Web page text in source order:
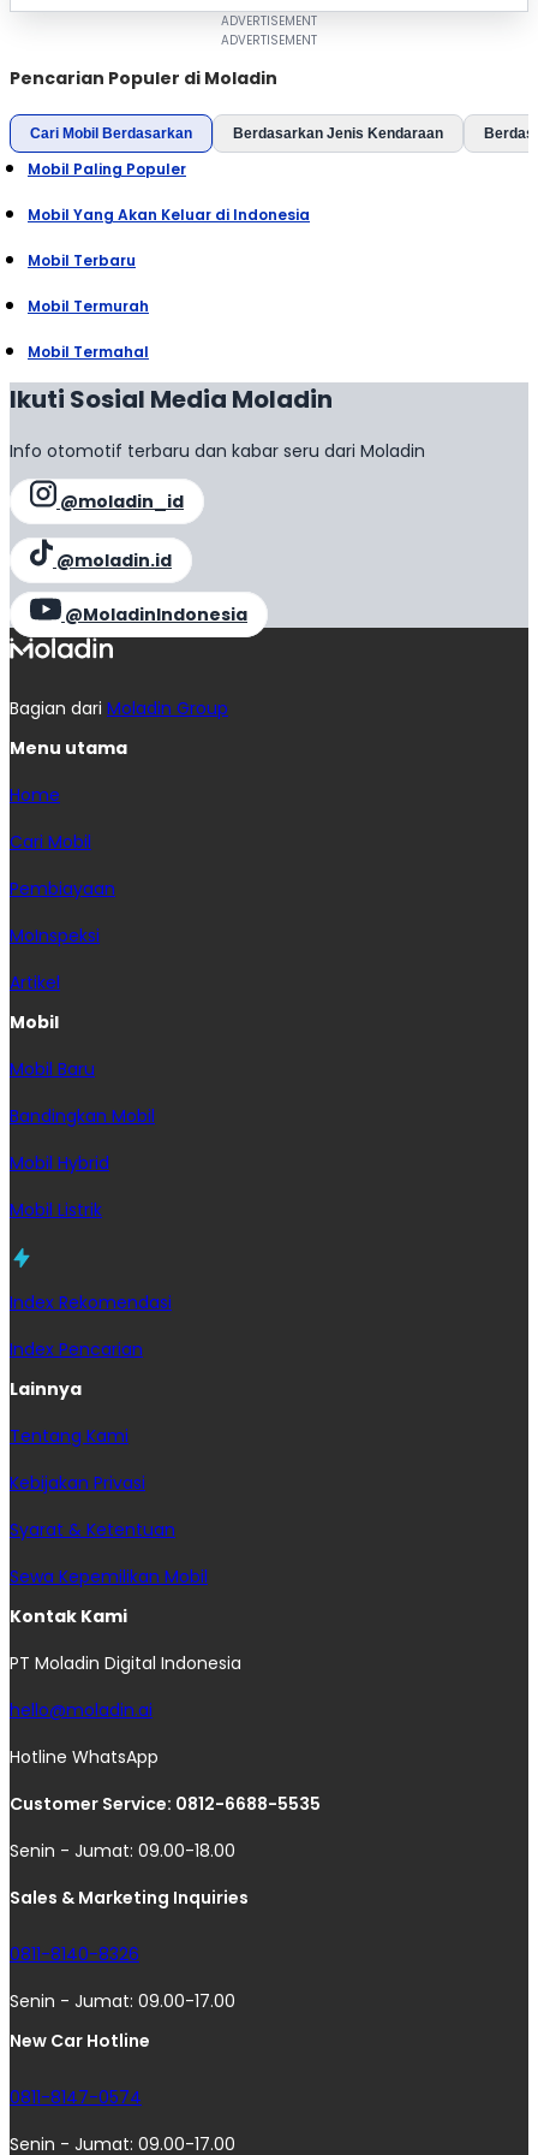
Pencarian Populer di Moladin
Cari Mobil Berdasarkan Berdasarkan Jenis Kendaraan
Mobil Paling Populer
Mobil Yang Akan Keluar di Indonesia
Mobil Terbaru
Mobil Termurah
Mobil Termahal
Ikuti Sosial Media Moladin
Info otomotif terbaru dan kabar seru dari Moladin
@moladin_id
@moladin.id
@MoladinIndonesia
Bagian dari Moladin Group
Menu utama
Home
Cari Mobil
Pembiayaan
MoInspeksi
Artikel
Mobil
Mobil Baru
Bandingkan Mobil
Mobil Hybrid
Mobil Listrik
Index Rekomendasi
Index Pencarian
Lainnya
Tentang Kami
Kebijakan Privasi
Syarat & Ketentuan
Sewa Kepemilikan Mobil
Kontak Kami
PT Moladin Digital Indonesia
hello@moladin.ai
Hotline WhatsApp
Customer Service: 0812-6688-5535
Senin - Jumat: 09.00-18.00
Sales & Marketing Inquiries
0811-8140-8326
Senin - Jumat: 09.00-17.00
New Car Hotline
0811-8147-0574
Senin - Jumat: 09.00-17.00